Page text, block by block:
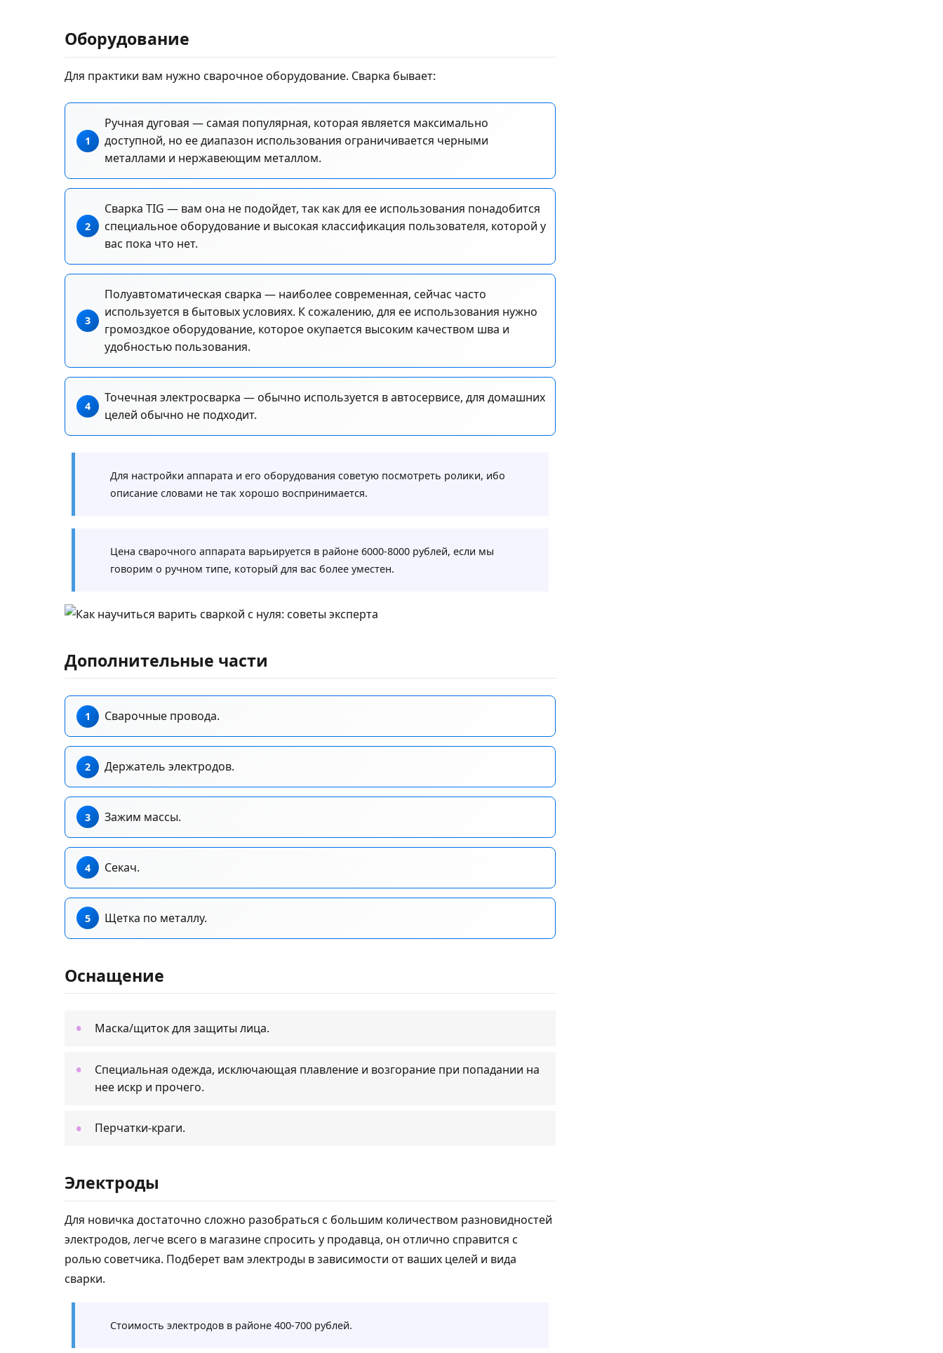
Оборудование
Для практики вам нужно сварочное оборудование. Сварка бывает:
Ручная дуговая — самая популярная, которая является максимально
доступной, но ее диапазон использования ограничивается черными
металлами и нержавеющим металлом.
Сварка TIG — вам она не подойдет, так как для ее использования понадобится
специальное оборудование и высокая классификация пользователя, которой у
вас пока что нет.
Полуавтоматическая сварка — наиболее современная, сейчас часто
используется в бытовых условиях. К сожалению, для ее использования нужно
громоздкое оборудование, которое окупается высоким качеством шва и
удобностью пользования.
Точечная электросварка — обычно используется в автосервисе, для домашних
целей обычно не подходит.
Для настройки аппарата и его оборудования советую посмотреть ролики, ибо
описание словами не так хорошо воспринимается.
Цена сварочного аппарата варьируется в районе 6000-8000 рублей, если мы
говорим о ручном типе, который для вас более уместен.
Дополнительные части
Сварочные провода.
Держатель электродов.
Зажим массы.
Секач.
Щетка по металлу.
Оснащение
Маска/щиток для защиты лица.
Специальная одежда, исключающая плавление и возгорание при попадании на
нее искр и прочего.
Перчатки-краги.
Электроды
Для новичка достаточно сложно разобраться с большим количеством разновидностей
электродов, легче всего в магазине спросить у продавца, он отлично справится с
ролью советчика. Подберет вам электроды в зависимости от ваших целей и вида
сварки.
Стоимость электродов в районе 400-700 рублей.